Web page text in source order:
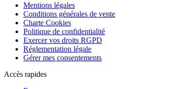
Mentions légales
Conditions générales de vente
Charte Cookies
Politique de confidentialité
Exercer vos droits RGPD
Réglementation légale
Gérer mes consentements
Accès rapides